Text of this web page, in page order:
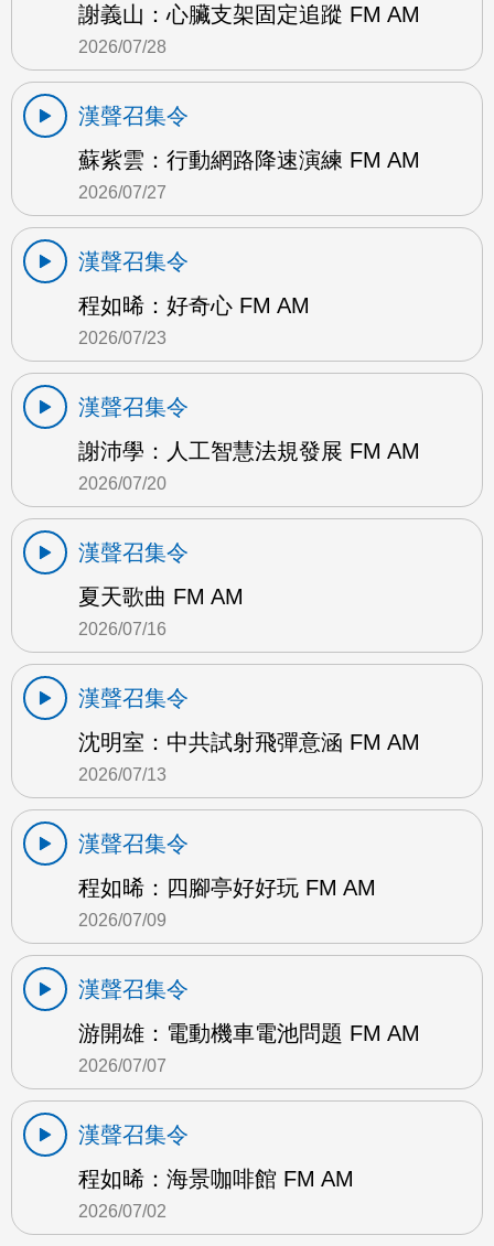
謝義山：心臟支架固定追蹤 FM AM
2026/07/28
漢聲召集令
蘇紫雲：行動網路降速演練 FM AM
2026/07/27
漢聲召集令
程如晞：好奇心 FM AM
2026/07/23
漢聲召集令
謝沛學：人工智慧法規發展 FM AM
2026/07/20
漢聲召集令
夏天歌曲 FM AM
2026/07/16
漢聲召集令
沈明室：中共試射飛彈意涵 FM AM
2026/07/13
漢聲召集令
程如晞：四腳亭好好玩 FM AM
2026/07/09
漢聲召集令
游開雄：電動機車電池問題 FM AM
2026/07/07
漢聲召集令
程如晞：海景咖啡館 FM AM
2026/07/02